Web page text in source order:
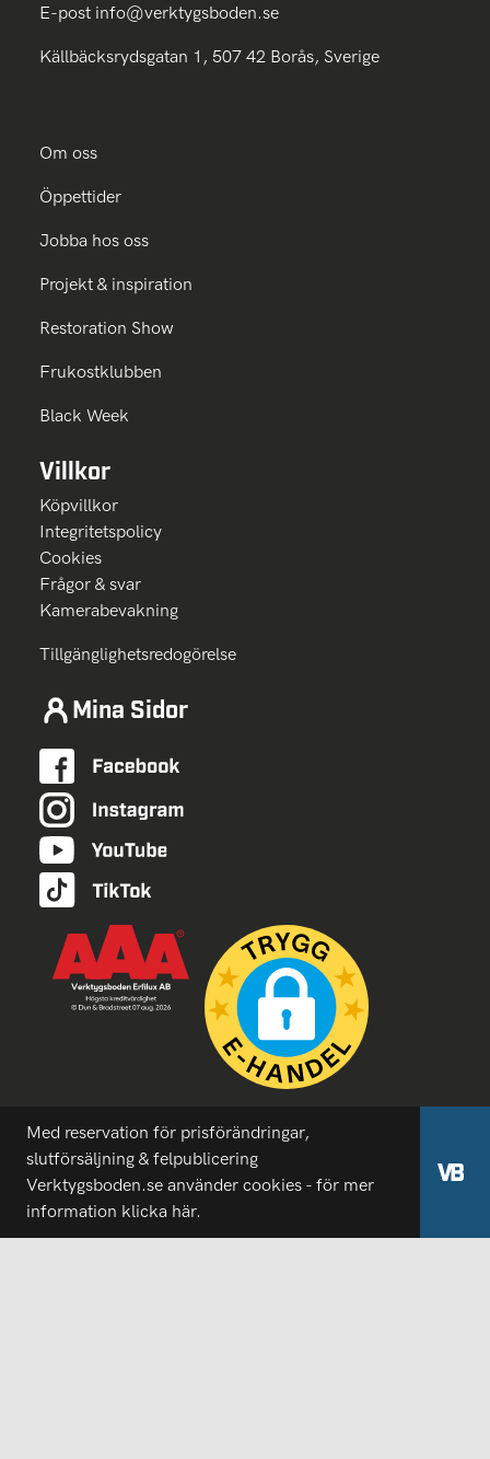
E-post info@verktygsboden.se
Källbäcksrydsgatan 1, 507 42 Borås, Sverige
Om oss
Öppettider
Jobba hos oss
Projekt & inspiration
Restoration Show
Frukostklubben
Black Week
Villkor
Köpvillkor
Integritetspolicy
Cookies
Frågor & svar
Kamerabevakning
Tillgänglighetsredogörelse
Mina Sidor
Med reservation för prisförändringar,
slutförsäljning & felpublicering
Verktygsboden.se använder cookies - för mer
information klicka här.